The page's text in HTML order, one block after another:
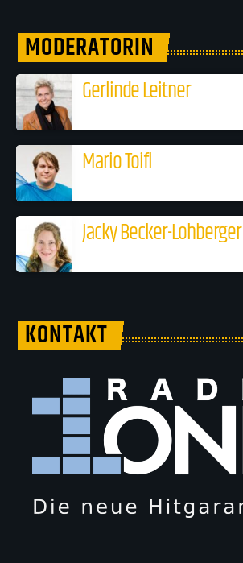
MODERATORIN
Gerlinde Leitner
Mario Toifl
Jacky Becker-Lohberger
KONTAKT